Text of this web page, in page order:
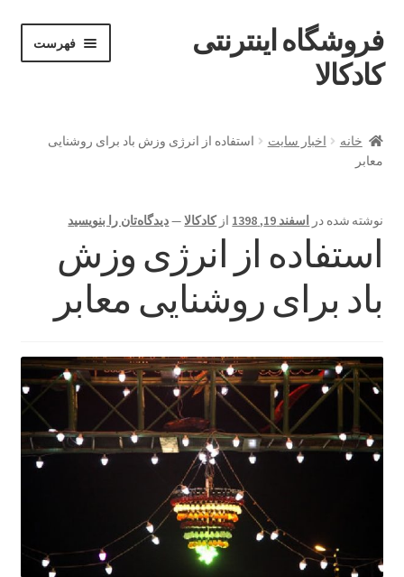
پرش
به
ناوبری
پرش
به
محتوا
فروشگاه اینترنتی
کادکالا
فهرست
Demo IV
Demo VI
Infographic
Offline page
Our office
Sample Page
Typography
خانه اخبار سایت
استفاده از انرژی وزش باد برای روشنایی
معابر
نوشته شده در اسفند 19, 1398 ازکادکالا—دیدگاه‌تان را بنویسید
استفاده از انرژی وزش
باد برای روشنایی معابر